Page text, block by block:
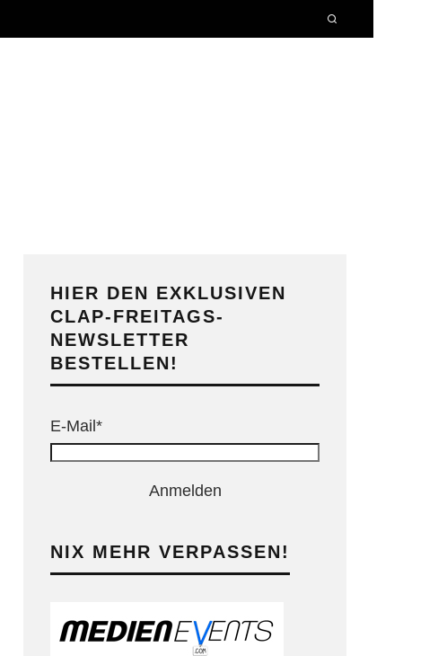
HIER DEN EXKLUSIVEN
CLAP-FREITAGS-
NEWSLETTER
BESTELLEN!
E-Mail*
Anmelden
NIX MEHR VERPASSEN!